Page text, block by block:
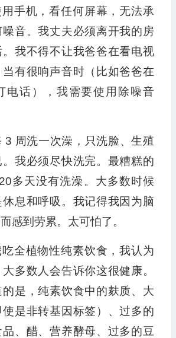
手机，看任何屏幕，无法承
音。我丈夫必须离开我的房
我不得不让我爸爸在看电视
当有很响声音时（比如爸爸在
电话），我需要使用除噪音
3 周洗一次澡，只洗脸、生殖
我必须尽快洗完。最糟糕的
多天没有洗澡。大多数时候
息和呼吸。我记得我因为脑
感到劳累。太可怕了。
全植物性纯素饮食，我认为
多数人会告诉你这很健康。
是，纯素饮食中的麸质、大
是非转基因标签）、过多的
、醋、营养酵母、过多的豆